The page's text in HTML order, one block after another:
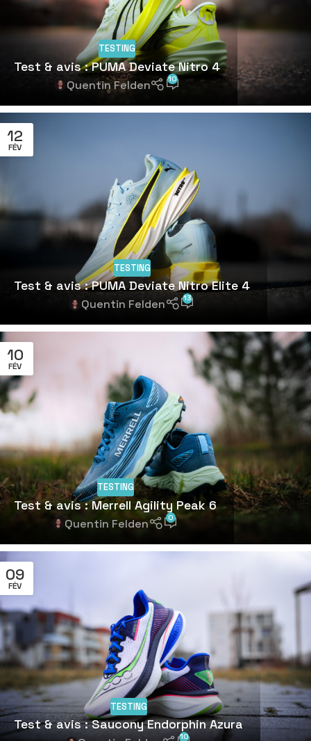
TESTING
Test & avis : PUMA Deviate Nitro 4
Quentin Felden 10
12
FÉV
TESTING
Test & avis : PUMA Deviate Nitro Elite 4
Quentin Felden 13
10
FÉV
TESTING
Test & avis : Merrell Agility Peak 6
Quentin Felden 0
09
FÉV
TESTING
Test & avis : Saucony Endorphin Azura
10